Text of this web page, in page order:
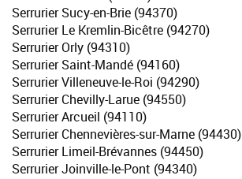
Serrurier Sucy-en-Brie (94370)
Serrurier Le Kremlin-Bicêtre (94270)
Serrurier Orly (94310)
Serrurier Saint-Mandé (94160)
Serrurier Villeneuve-le-Roi (94290)
Serrurier Chevilly-Larue (94550)
Serrurier Arcueil (94110)
Serrurier Chennevières-sur-Marne (94430)
Serrurier Limeil-Brévannes (94450)
Serrurier Joinville-le-Pont (94340)